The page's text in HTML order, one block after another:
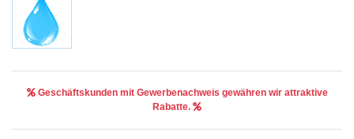
Geschäftskunden mit Gewerbenachweis gewähren wir attraktive
Rabatte.